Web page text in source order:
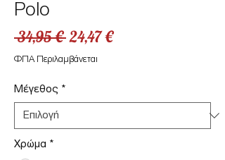
Polo
34,95 € Κανονική
τιμή
24,47 €Τιμή
ΦΠΑ Περιλαμβάνεται
Μέγεθος *
Χρώμα *